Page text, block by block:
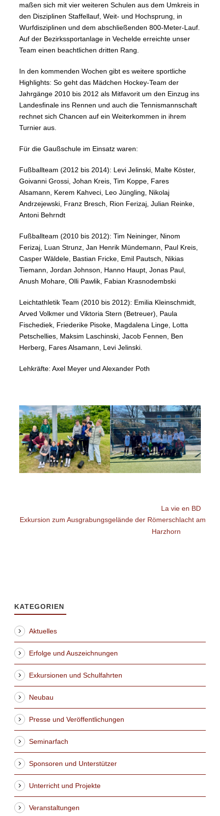
maßen sich mit vier weiteren Schulen aus dem Umkreis in
den Disziplinen Staffellauf, Weit- und Hochsprung, in
Wurfdisziplinen und dem abschließenden 800-Meter-Lauf.
Auf der Bezirkssportanlage in Vechelde erreichte unser
Team einen beachtlichen dritten Rang.
In den kommenden Wochen gibt es weitere sportliche
Highlights: So geht das Mädchen Hockey-Team der
Jahrgänge 2010 bis 2012 als Mitfavorit um den Einzug ins
Landesfinale ins Rennen und auch die Tennismannschaft
rechnet sich Chancen auf ein Weiterkommen in ihrem
Turnier aus.
Für die Gaußschule im Einsatz waren:
Fußballteam (2012 bis 2014): Levi Jelinski, Malte Köster,
Goivanni Grossi, Johan Kreis, Tim Koppe, Fares
Alsamann, Kerem Kahveci, Leo Jüngling, Nikolaj
Andrzejewski, Franz Bresch, Rion Ferizaj, Julian Reinke,
Antoni Behrndt
Fußballteam (2010 bis 2012): Tim Neininger, Ninom
Ferizaj, Luan Strunz, Jan Henrik Mündemann, Paul Kreis,
Casper Wäldele, Bastian Fricke, Emil Pautsch, Nikias
Tiemann, Jordan Johnson, Hanno Haupt, Jonas Paul,
Anush Mohare, Olli Pawlik, Fabian Krasnodembski
Leichtathletik Team (2010 bis 2012): Emilia Kleinschmidt,
Arved Volkmer und Viktoria Stern (Betreuer), Paula
Fischediek, Friederike Pisoke, Magdalena Linge, Lotta
Petschellies, Maksim Laschinski, Jacob Fennen, Ben
Herberg, Fares Alsamann, Levi Jelinski.
Lehkräfte: Axel Meyer und Alexander Poth
La vie en BD
Exkursion zum Ausgrabungsgelände der Römerschlacht am
Harzhorn
KATEGORIEN
Aktuelles
Erfolge und Auszeichnungen
Exkursionen und Schulfahrten
Neubau
Presse und Veröffentlichungen
Seminarfach
Sponsoren und Unterstützer
Unterricht und Projekte
Veranstaltungen